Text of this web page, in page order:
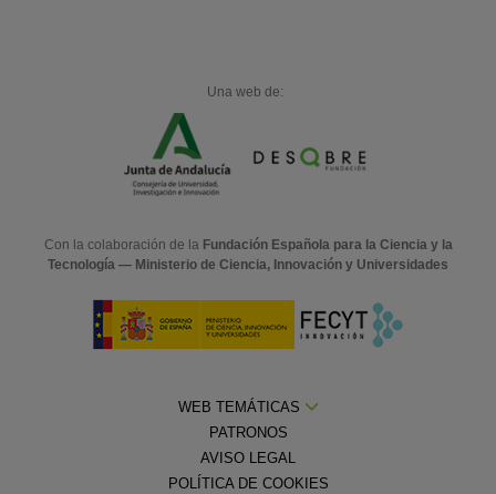
Una web de:
Con la colaboración de la Fundación Española para la Ciencia y la
Tecnología — Ministerio de Ciencia, Innovación y Universidades
WEB TEMÁTICAS
PATRONOS
AVISO LEGAL
POLÍTICA DE COOKIES